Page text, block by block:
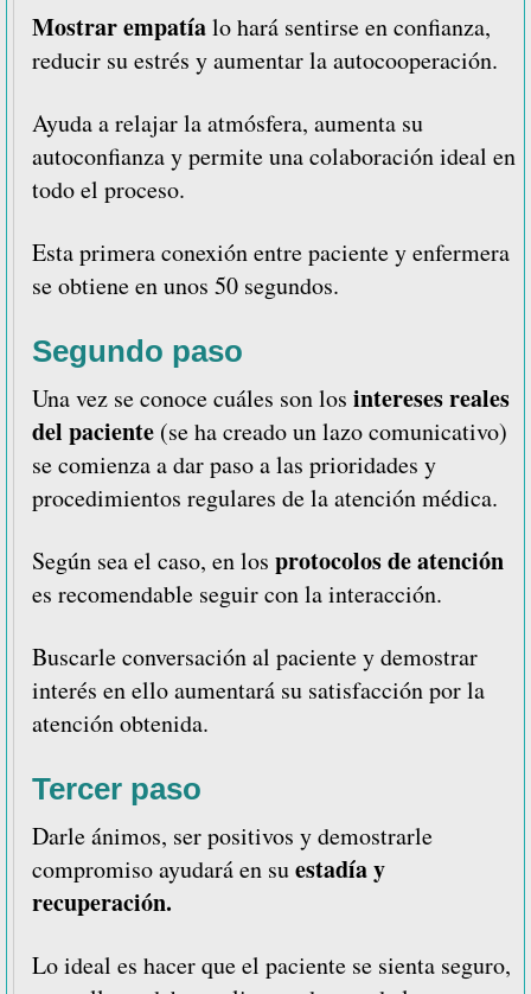
Mostrar empatíalo hará sentirse en confianza,
reducir su estrés y aumentar la autocooperación.
Ayuda a relajar la atmósfera, aumenta su
autoconfianza y permite una colaboración ideal en
todo el proceso.
Esta primera conexión entre paciente y enfermera
se obtiene en unos 50 segundos.
Segundo paso
Una vez se conoce cuáles son los intereses reales
del paciente (se ha creado un lazo comunicativo)
se comienza a dar paso a las prioridades y
procedimientos regulares de la atención médica.
Según sea el caso, en los protocolos de atención
es recomendable seguir con la interacción.
Buscarle conversación al paciente y demostrar
interés en ello aumentará su satisfacción por la
atención obtenida.
Tercer paso
Darle ánimos, ser positivos y demostrarle
compromiso ayudará en suestadía y
recuperación.
Lo ideal es hacer que el paciente se sienta seguro,